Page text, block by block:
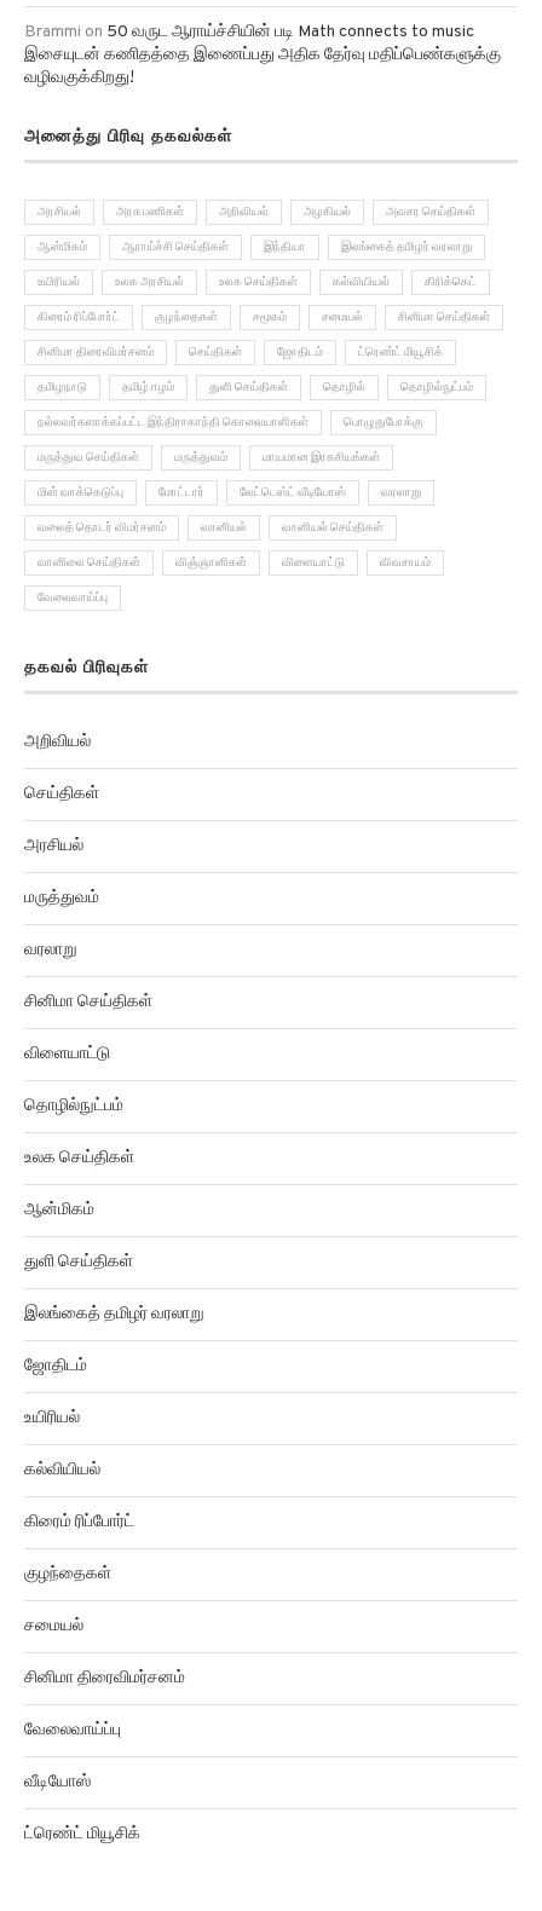
Brammi on 50 வருட ஆராய்ச்சியின் படி Math connects to music
இசையுடன் கணிதத்தை இணைப்பது அதிக தேர்வு மதிப்பெண்களுக்கு
வழிவகுக்கிறது!
அனைத்து பிரிவு தகவல்கள்
அரசியல் அரசு பணிகள் அறிவியல் அழகியல் அவசர செய்திகள்
ஆன்மிகம் ஆராய்ச்சி செய்திகள் இந்தியா இலங்கைத் தமிழர் வரலாறு
உயிரியல் உலக அரசியல் உலக செய்திகள் கல்வியியல் கிரிக்கெட்
கிரைம் ரிப்போர்ட் குழந்தைகள் சமூகம் சமையல் சினிமா செய்திகள்
சினிமா திரைவிமர்சனம் செய்திகள் ஜோதிடம் ட்ரெண்ட் மியூசிக்
தமிழநாடு தமிழ் ஈழம் துளி செய்திகள் தொழில் தொழில்நுட்பம்
நல்லவர்களாக்கப்பட்ட இந்திராகாந்தி கொலையாளிகள் பொழுதுபோக்கு
மருத்துவ செய்திகள் மருத்துவம் மாயமான இரகசியங்கள்
மின் வாக்கெடுப்பு மோட்டார் லேட்டெஸ்ட் வீடியோஸ் வரலாறு
வலைத் தொடர் விமர்சனம் வானியல் வானியல் செய்திகள்
வானிலை செய்திகள் விஞ்ஞானிகள் விளையாட்டு விவசாயம்
வேலைவாய்ப்பு
தகவல் பிரிவுகள்
அறிவியல்
செய்திகள்
அரசியல்
மருத்துவம்
வரலாறு
சினிமா செய்திகள்
விளையாட்டு
தொழில்நுட்பம்
உலக செய்திகள்
ஆன்மிகம்
துளி செய்திகள்
இலங்கைத் தமிழர் வரலாறு
ஜோதிடம்
உயிரியல்
கல்வியியல்
கிரைம் ரிப்போர்ட்
குழந்தைகள்
சமையல்
சினிமா திரைவிமர்சனம்
வேலைவாய்ப்பு
வீடியோஸ்
ட்ரெண்ட் மியூசிக்